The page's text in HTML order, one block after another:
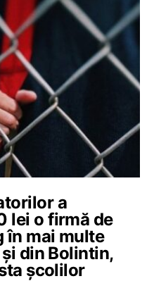
a
lei o firmă de
în mai multe
din Bolintin,
școlilor